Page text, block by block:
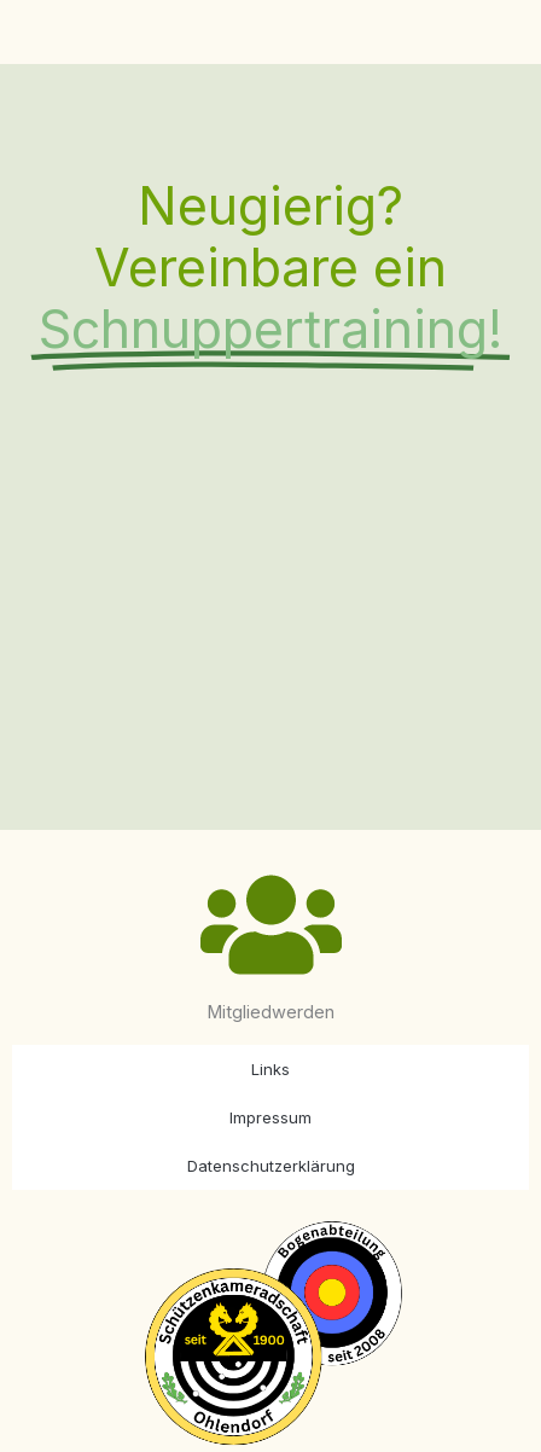
Neugierig?
Vereinbare ein
Schnuppertraining!
Mitgliedwerden
Links
Impressum
Datenschutzerklärung